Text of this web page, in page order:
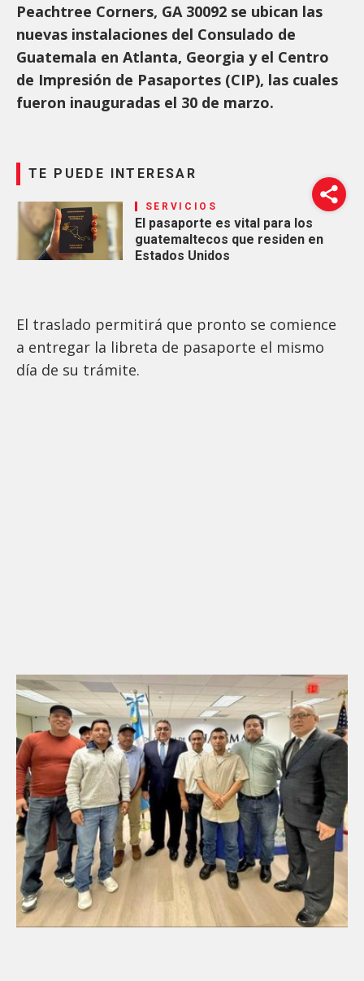
Peachtree Corners, GA 30092 se ubican las
nuevas instalaciones del Consulado de
Guatemala en Atlanta, Georgia y el Centro
de Impresión de Pasaportes (CIP), las cuales
fueron inauguradas el 30 de marzo.
TE PUEDE INTERESAR
SERVICIOS
El pasaporte es vital para los
guatemaltecos que residen en
Estados Unidos
El traslado permitirá que pronto se comience
a entregar la libreta de pasaporte el mismo
día de su trámite.